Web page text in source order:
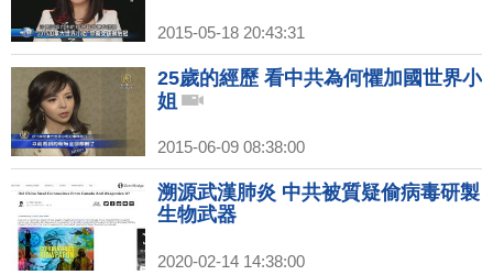
2015-05-18 20:43:31
25歲的經歷 看中共為何懼加國世界小
姐
2015-06-09 08:38:00
溯源武漢肺炎 中共被質疑偷病毒研製
生物武器
2020-02-14 14:38:00